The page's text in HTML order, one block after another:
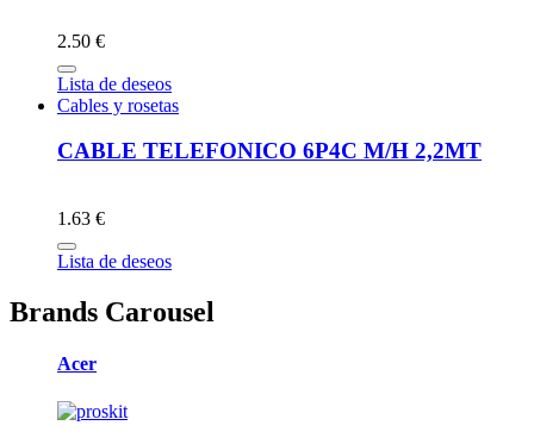
2.50 €
Lista de deseos
Cables y rosetas
CABLE TELEFONICO 6P4C M/H 2,2MT
1.63 €
Lista de deseos
Brands Carousel
Acer